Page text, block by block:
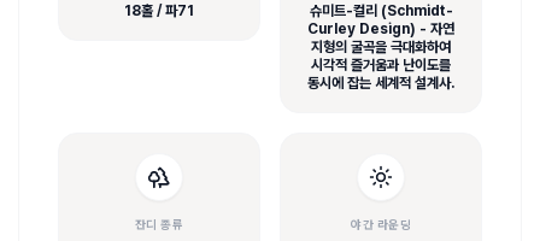
18홀 / 파71
슈미트-컬리 (Schmidt-
Curley Design) - 자연
지형의 굴곡을 극대화하여
시각적 즐거움과 난이도를
동시에 잡는 세계적 설계사.
잔디 종류 야간 라운딩